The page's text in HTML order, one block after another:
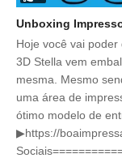
Unboxing
Hoje você vai
3D Stella vem
mesma. Mesmo
uma área de
ótimo modelo de
▶https://